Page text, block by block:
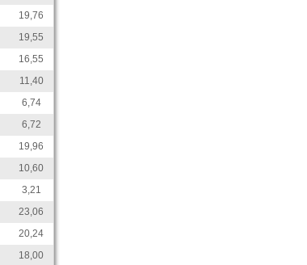
19,76
19,55
16,55
11,40
6,74
6,72
19,96
10,60
3,21
23,06
20,24
18,00